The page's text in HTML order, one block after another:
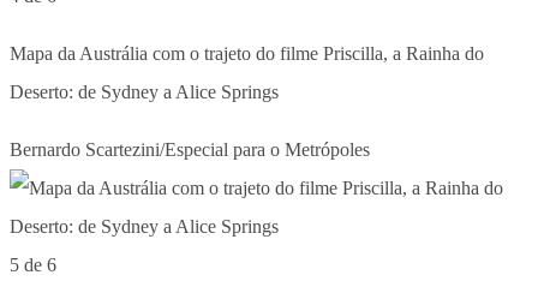
Mapa da Austrália com o trajeto do filme Priscilla, a Rainha do
Deserto: de Sydney a Alice Springs
Bernardo Scartezini/Especial para o Metrópoles
5 de 6